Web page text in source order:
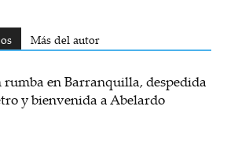
Más del autor
rumba en Barranquilla, despedida
y bienvenida a Abelardo